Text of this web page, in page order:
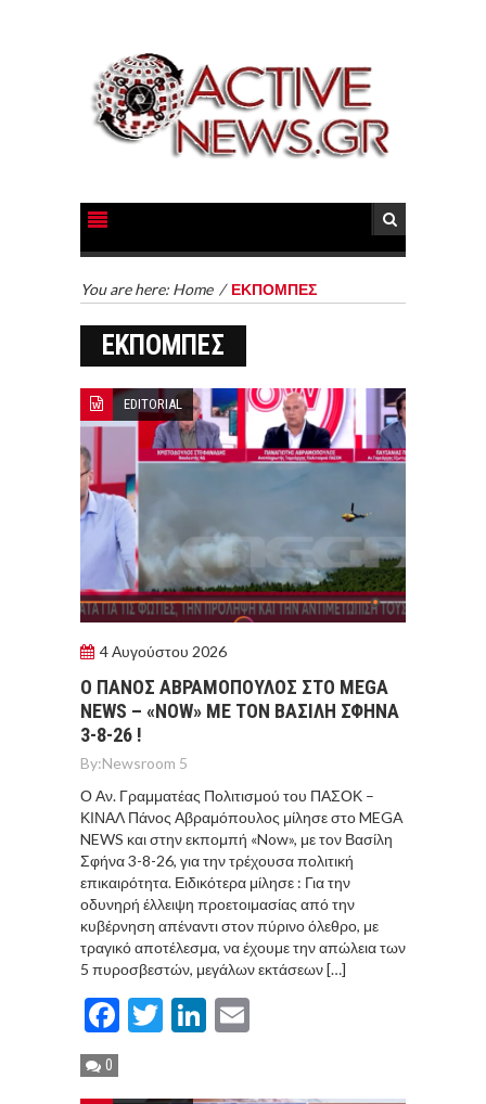
You are here: Home / ΕΚΠΟΜΠΕΣ
ΕΚΠΟΜΠΕΣ
EDITORIAL
4 Αυγούστου 2026
Ο ΠΆΝΟΣ ΑΒΡΑΜΌΠΟΥΛΟΣ ΣΤΟ MEGA
NEWS – «NOW» ΜΕ ΤΟΝ ΒΑΣΊΛΗ ΣΦΉΝΑ
3-8-26 !
By:Newsroom 5
Ο Αν. Γραμματέας Πολιτισμού του ΠΑΣΟΚ –
ΚΙΝΑΛ Πάνος Αβραμόπουλος μίλησε στο MEGA
NEWS και στην εκπομπή «Now», με τον Βασίλη
Σφήνα 3-8-26, για την τρέχουσα πολιτική
επικαιρότητα. Ειδικότερα μίλησε : Για την
οδυνηρή έλλειψη προετοιμασίας από την
κυβέρνηση απέναντι στον πύρινο όλεθρο, με
τραγικό αποτέλεσμα, να έχουμε την απώλεια των
5 πυροσβεστών, μεγάλων εκτάσεων […]
Facebook
TwitterLinkedIn
0